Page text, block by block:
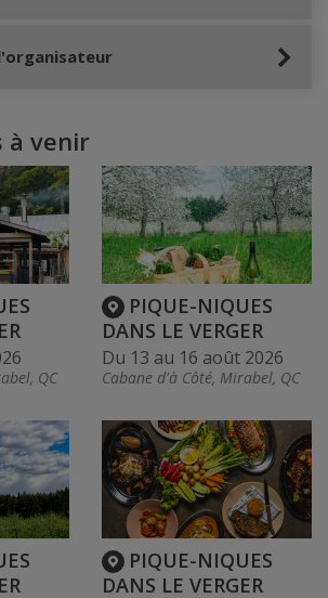
à venir
QC
PIQUE-NIQUES
DANS LE VERGER
Du 13 au 16 août 2026
Cabane d'à Côté, Mirabel, QC
PIQUE-NIQUES
DANS LE VERGER